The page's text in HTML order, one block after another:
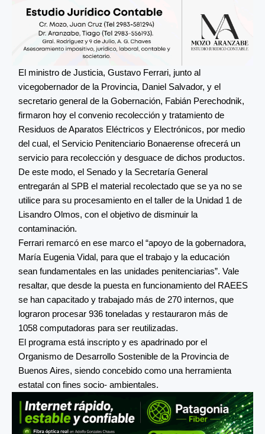
El ministro de Justicia, Gustavo Ferrari, junto al
vicegobernador de la Provincia, Daniel Salvador, y el
secretario general de la Gobernación, Fabián Perechodnik,
firmaron hoy el convenio recolección y tratamiento de
Residuos de Aparatos Eléctricos y Electrónicos, por medio
del cual, el Servicio Penitenciario Bonaerense ofrecerá un
servicio para recolección y desguace de dichos productos.
De este modo, el Senado y la Secretaría General
entregarán al SPB el material recolectado que se ya no se
utilice para su procesamiento en el taller de la Unidad 1 de
Lisandro Olmos, con el objetivo de disminuir la
contaminación.
Ferrari remarcó en ese marco el “apoyo de la gobernadora,
María Eugenia Vidal, para que el trabajo y la educación
sean fundamentales en las unidades penitenciarias”. Vale
resaltar, que desde la puesta en funcionamiento del RAEES
se han capacitado y trabajado más de 270 internos, que
lograron procesar 936 toneladas y restauraron más de
1058 computadoras para ser reutilizadas.
El programa está inscripto y es apadrinado por el
Organismo de Desarrollo Sostenible de la Provincia de
Buenos Aires, siendo concebido como una herramienta
estatal con fines socio- ambientales.